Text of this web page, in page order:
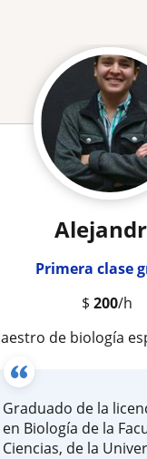
Primera clase
$200/h
Maestro de biología especializado en temas de biología
Graduado de la
en Biología de la
Ciencias, de la